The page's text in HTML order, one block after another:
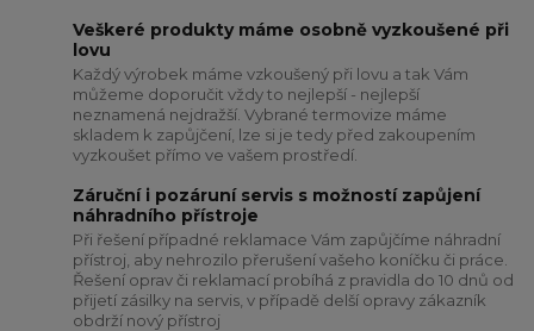
Veškeré produkty máme osobně vyzkoušené při
lovu
Každý výrobek máme vzkoušený při lovu a tak Vám
můžeme doporučit vždy to nejlepší - nejlepší
neznamená nejdražší. Vybrané termovize máme
skladem k zapůjčení, lze si je tedy před zakoupením
vyzkoušet přímo ve vašem prostředí.
Záruční i pozáruní servis s možností zapůjení
náhradního přístroje
Při řešení případné reklamace Vám zapůjčíme náhradní
přístroj, aby nehrozilo přerušení vašeho koníčku či práce.
Řešení oprav či reklamací probíhá z pravidla do 10 dnů od
přijetí zásilky na servis, v případě delší opravy zákazník
obdrží nový přístroj